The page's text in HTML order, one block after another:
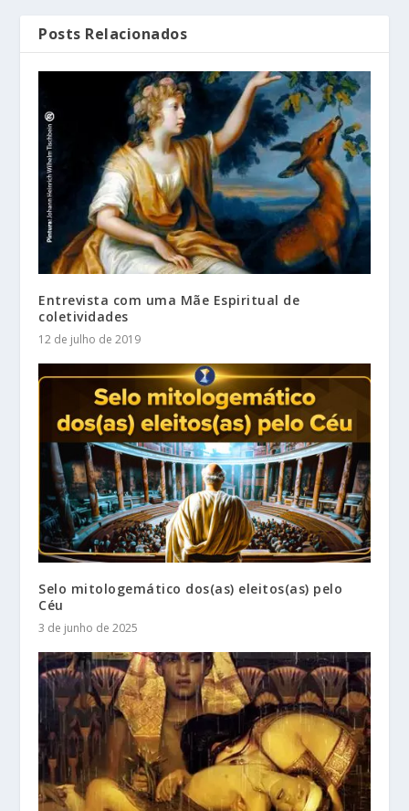
Posts Relacionados
Entrevista com uma Mãe Espiritual de
coletividades
12 de julho de 2019
Selo mitologemático dos(as) eleitos(as) pelo
Céu
3 de junho de 2025